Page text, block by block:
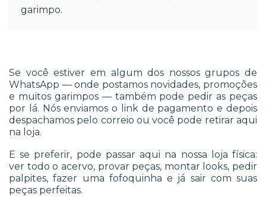
garimpo.
Se você estiver em algum dos nossos grupos de
WhatsApp — onde postamos novidades, promoções
e muitos garimpos — também pode pedir as peças
por lá. Nós enviamos o link de pagamento e depois
despachamos pelo correio ou você pode retirar aqui
na loja.
E se preferir, pode passar aqui na nossa loja física:
ver todo o acervo, provar peças, montar looks, pedir
palpites, fazer uma fofoquinha e já sair com suas
peças perfeitas.